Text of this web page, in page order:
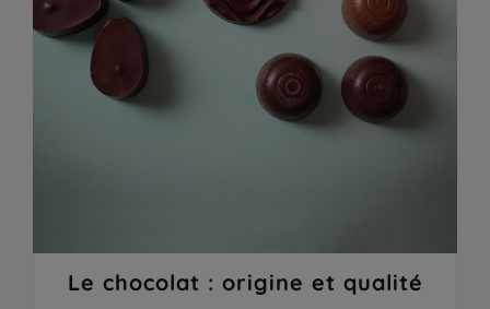
Le chocolat : origine et qualité